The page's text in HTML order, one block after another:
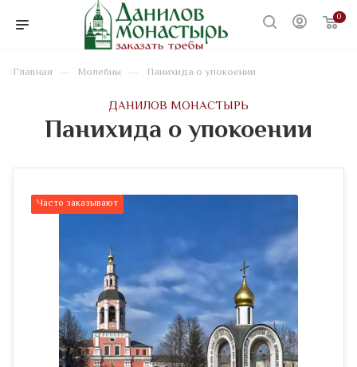
0
Главная — Молебны — Панихида о упокоении
ДАНИЛОВ МОНАСТЫРЬ
Панихида о упокоении
Часто заказывают